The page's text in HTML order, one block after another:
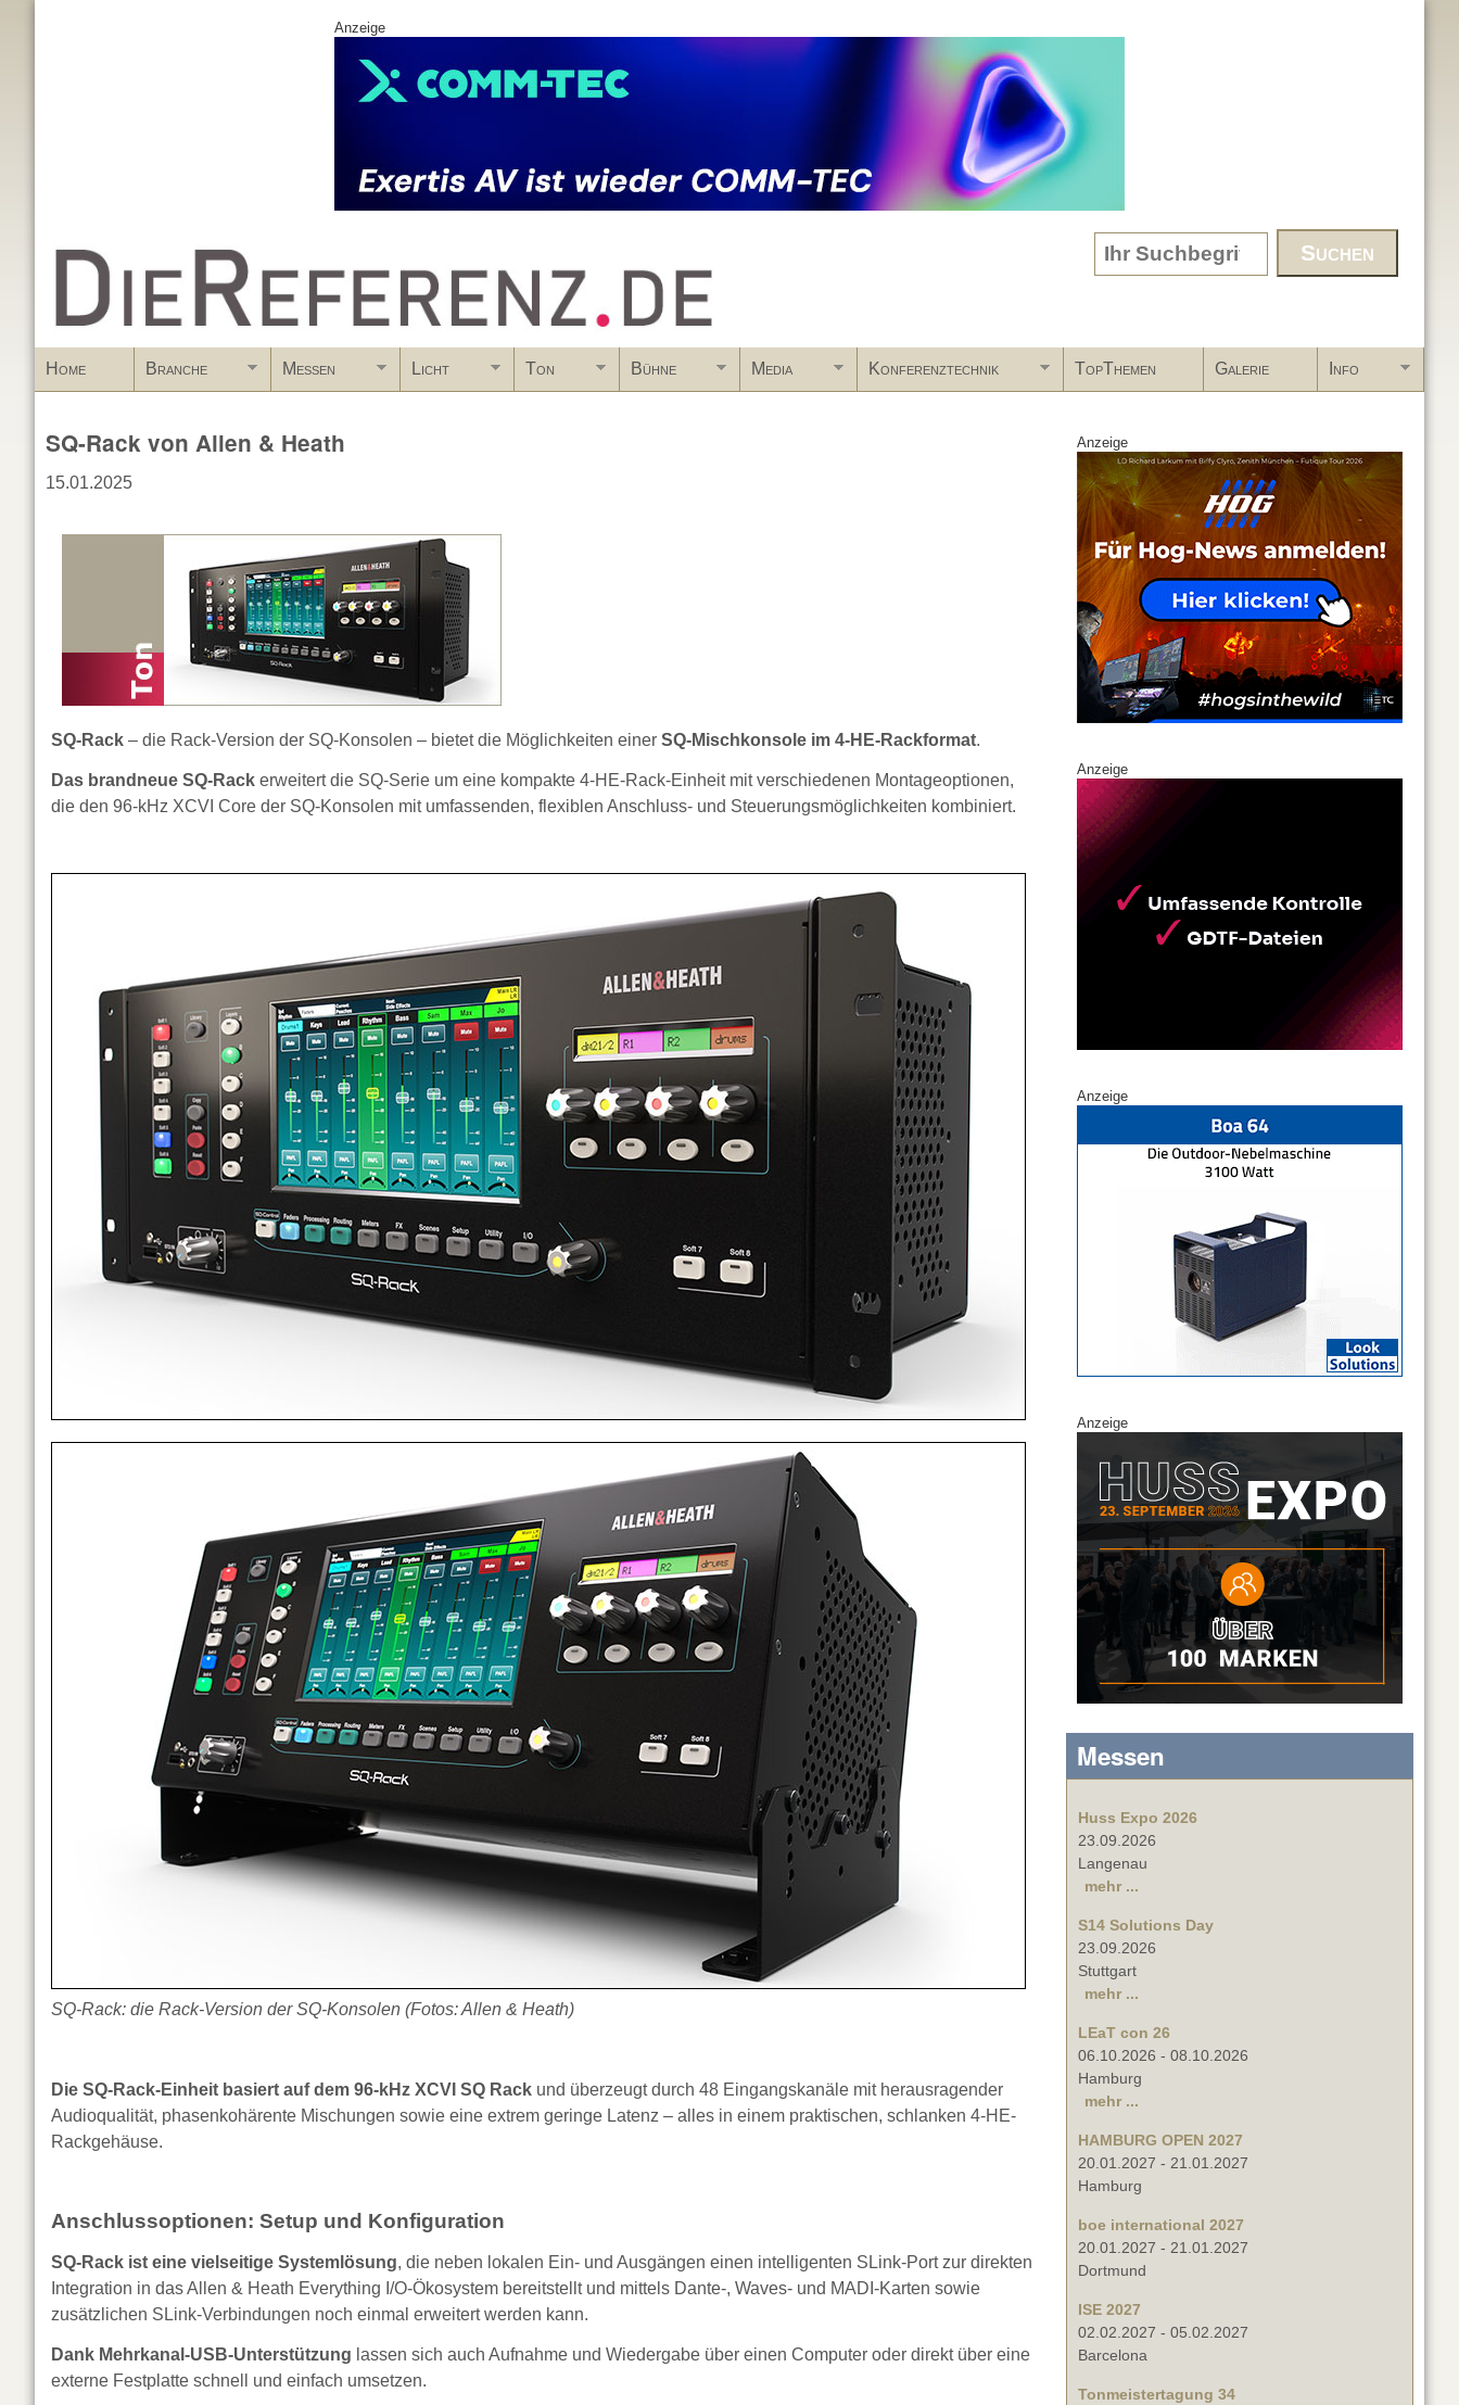
Anzeige
www.DieReferenz.de Search form
Home Branche Messen Licht Ton Bühne Media Konferenztechnik TopThemen Galerie Info
SQ-Rack von Allen & Heath
15.01.2025
SQ-Rack – die Rack-Version der SQ-Konsolen – bietet die Möglichkeiten einer SQ-Mischkonsole im 4-HE-Rackformat.
Das brandneue SQ-Rack erweitert die SQ-Serie um eine kompakte 4-HE-Rack-Einheit mit verschiedenen Montageoptionen,
die den 96-kHz XCVI Core der SQ-Konsolen mit umfassenden, flexiblen Anschluss- und Steuerungsmöglichkeiten kombiniert.
SQ-Rack: die Rack-Version der SQ-Konsolen (Fotos: Allen & Heath)
Die SQ-Rack-Einheit basiert auf dem 96-kHz XCVI SQ Rack und überzeugt durch 48 Eingangskanäle mit herausragender
Audioqualität, phasenkohärente Mischungen sowie eine extrem geringe Latenz – alles in einem praktischen, schlanken 4-HE-
Rackgehäuse.
Anschlussoptionen: Setup und Konfiguration
SQ-Rack ist eine vielseitige Systemlösung, die neben lokalen Ein- und Ausgängen einen intelligenten SLink-Port zur direkten
Integration in das Allen & Heath Everything I/O-Ökosystem bereitstellt und mittels Dante-, Waves- und MADI-Karten sowie
zusätzlichen SLink-Verbindungen noch einmal erweitert werden kann.
Dank Mehrkanal-USB-Unterstützung lassen sich auch Aufnahme und Wiedergabe über einen Computer oder direkt über eine
externe Festplatte schnell und einfach umsetzen.
Anzeige
Anzeige
Anzeige
Anzeige
Messen
Huss Expo 2026
23.09.2026
Langenau
mehr ...
S14 Solutions Day
23.09.2026
Stuttgart
mehr ...
LEaT con 26
06.10.2026 - 08.10.2026
Hamburg
mehr ...
HAMBURG OPEN 2027
20.01.2027 - 21.01.2027
Hamburg
boe international 2027
20.01.2027 - 21.01.2027
Dortmund
ISE 2027
02.02.2027 - 05.02.2027
Barcelona
Tonmeistertagung 34